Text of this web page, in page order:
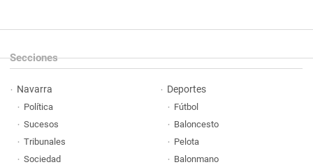
Secciones
Navarra
Política
Sucesos
Tribunales
Sociedad
Deportes
Fútbol
Baloncesto
Pelota
Balonmano